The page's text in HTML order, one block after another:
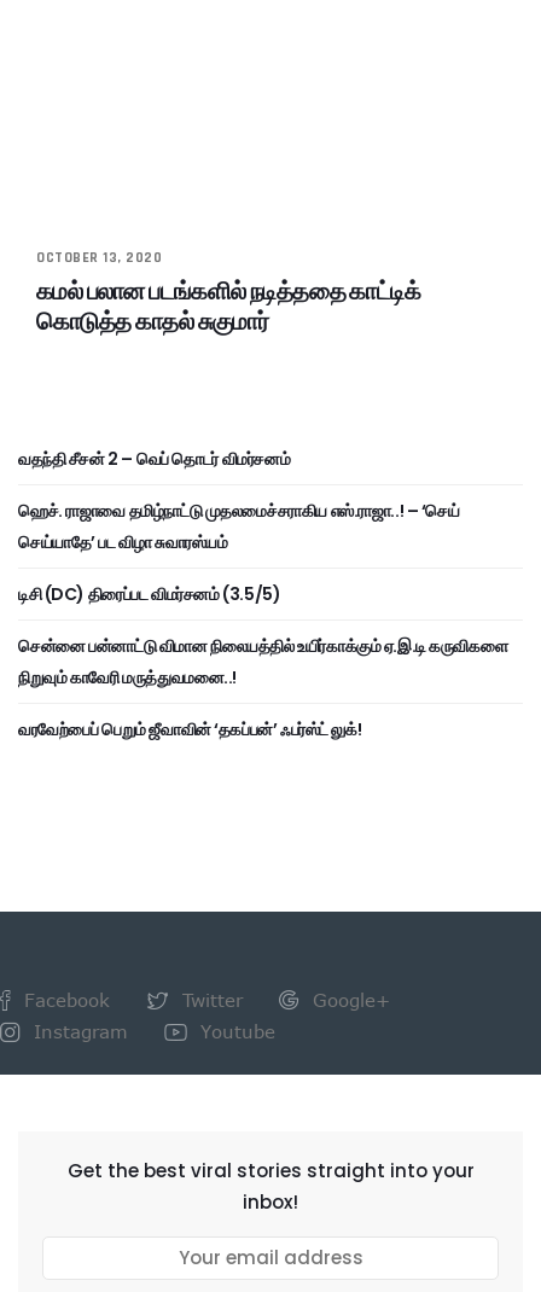
OCTOBER 13, 2020
கமல் பலான படங்களில் நடித்ததை காட்டிக்
கொடுத்த காதல் சுகுமார்
வதந்தி சீசன் 2 – வெப் தொடர் விமர்சனம்
ஹெச். ராஜாவை தமிழ்நாட்டு முதலமைச்சராகிய எஸ்.ராஜா..! – ‘செய்
செய்யாதே’ பட விழா சுவாரஸ்யம்
டிசி (DC) திரைப்பட விமர்சனம் (3.5/5)
சென்னை பன்னாட்டு விமான நிலையத்தில் உயிர்காக்கும் ஏ.இ.டி கருவிகளை
நிறுவும் காவேரி மருத்துவமனை..!
வரவேற்பைப் பெறும் ஜீவாவின் ‘தகப்பன்’ ஃபர்ஸ்ட் லுக்!
Facebook Twitter
Google+
Instagram
Youtube
Get the best viral stories straight into your
inbox!